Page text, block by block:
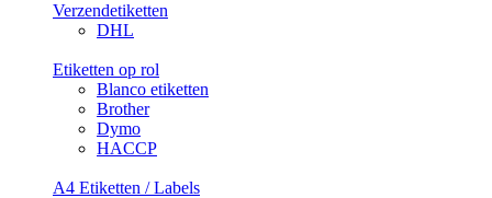
Verzendetiketten
DHL
Etiketten op rol
Blanco etiketten
Brother
Dymo
HACCP
A4 Etiketten / Labels